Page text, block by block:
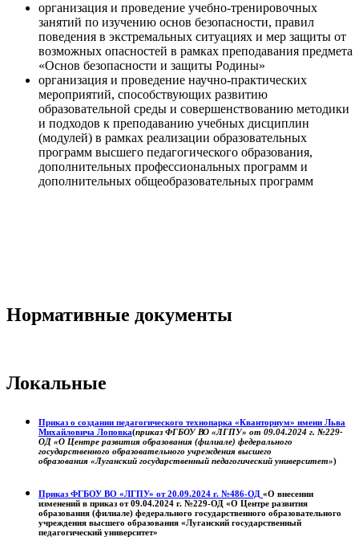
организация и проведение учебно-тренировочных
занятий по изучению основ безопасности, правил
поведения в экстремальных ситуациях и мер защиты от
возможных опасностей в рамках преподавания предмета
«Основ безопасности и защиты Родины»
организация и проведение научно-практических
мероприятий, способствующих развитию
образовательной среды и совершенствованию методики
и подходов к преподаванию учебных дисциплин
(модулей) в рамках реализации образовательных
программ высшего педагогического образования,
дополнительных профессиональных программ и
дополнительных общеобразовательных программ
Нормативные документы
Локальные
Приказ о создании педагогического технопарка «Кванториум» имени Льва
Михайловича Лоповка(приказ ФГБОУ ВО «ЛГПУ» от 09.04.2024 г. №229-
ОД «О Центре развития образования (филиале) федерального
государственного образовательного учреждения высшего
образования «Луганский государственный педагогический университет»)
Приказ ФГБОУ ВО «ЛГПУ» от 20.09.2024 г. №486-ОД «О внесении
изменений в приказ от 09.04.2024 г. №229-ОД «О Центре развития
образования (филиале) федерального государственного образовательного
учреждения высшего образования «Луганский государственный
педагогический университет»